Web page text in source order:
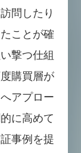
問したり
ことが確
撃つ仕組
購買層が
アプロー
に高めて
事例を提